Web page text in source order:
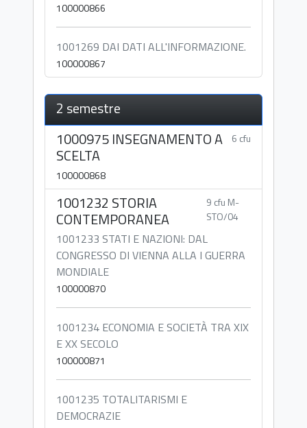
100000866
1001269 DAI DATI ALL'INFORMAZIONE.
100000867
2 semestre
1000975 INSEGNAMENTO A
SCELTA
6 cfu
100000868
1001232 STORIA
CONTEMPORANEA
9 cfu M-
STO/04
1001233 STATI E NAZIONI: DAL
CONGRESSO DI VIENNA ALLA I GUERRA
MONDIALE
100000870
1001234 ECONOMIA E SOCIETÀ TRA XIX
E XX SECOLO
100000871
1001235 TOTALITARISMI E
DEMOCRAZIE